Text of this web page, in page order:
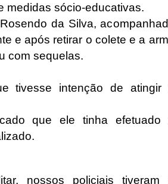
medidas sócio-educativas.
da Silva,
e após retirar o colete e a
com sequelas.
tivesse intenção de atingir
que ele tinha efetuado
nossos policiais tiveram